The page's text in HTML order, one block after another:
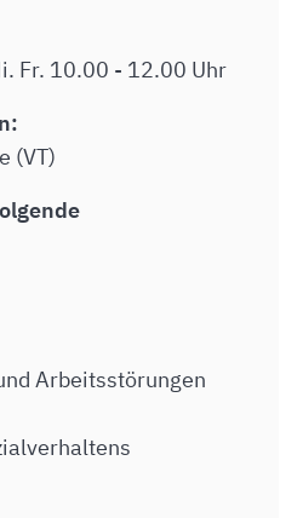
Fr. 10.00 - 12.00 Uhr
(VT)
Arbeitsstörungen